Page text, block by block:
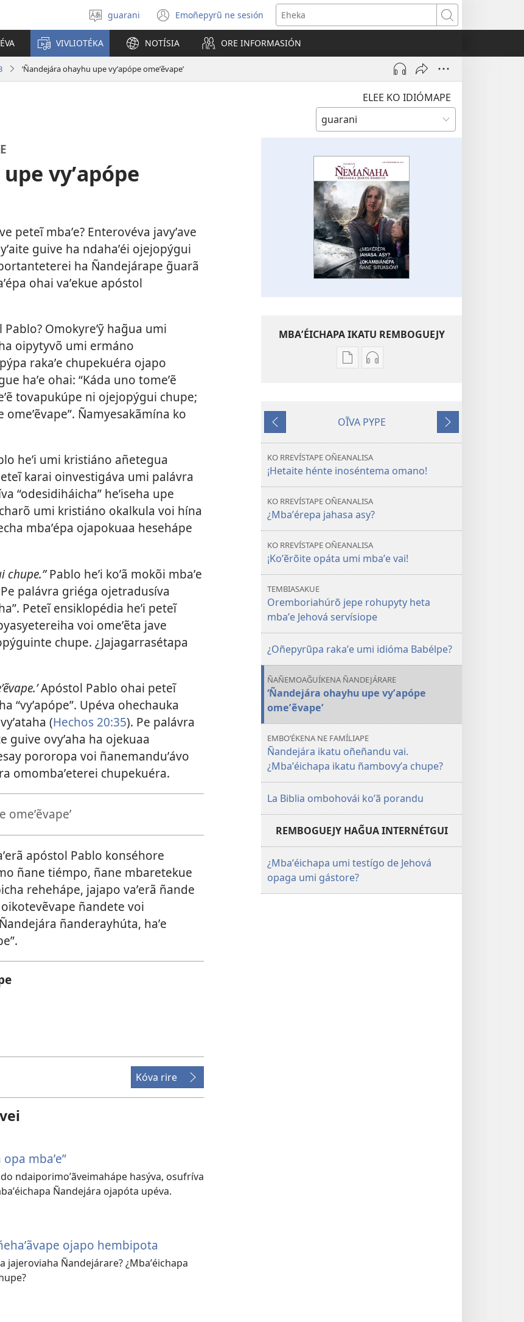
Eiporavo
peteĩ
idióma
guarani Emoñepyrũ ne sesión
(abre
una
nueva
ventana)
Eheka
VIVLIOTÉKA NOTÍSIA ORE INFORMASIÓN
‘Ñandejára ohayhu upe vyʼapópe omeʼẽvape’
ELEE KO IDIÓMAPE
vyʼapópe
peteĩ mbaʼe? Enterovéva javyʼave
guive ha ndahaʼéi ojejopýgui
ha Ñandejárape g̃uarã
ohai vaʼekue apóstol
Pablo? Omokyreʼỹ hag̃ua umi
oipytyvõ umi ermáno
rakaʼe chupekuéra ojapo
haʼe ohai: “Káda uno tomeʼẽ
tovapukúpe ni ojejopýgui chupe;
Ñamyesakãmína ko
heʼi umi kristiáno añetegua
karai oinvestigáva umi palávra
“odesidiháicha” heʼiseha upe
umi kristiáno okalkula voi hína
mbaʼépa ojapokuaa hesehápe
chupe.”Pablo heʼi koʼã mokõi mbaʼe
palávra griéga ojetradusíva
Peteĩ ensiklopédia heʼi peteĩ
voi omeʼẽta jave
chupe. ¿Jajagarrasétapa
Apóstol Pablo ohai peteĩ
“vyʼapópe”. Upéva ohechauka
(Hechos 20:35). Pe palávra
guive ovyʼaha ha ojekuaa
pororopa voi ñanemanduʼávo
omombaʼeterei chupekuéra.
omeʼẽvape’
apóstol Pablo konséhore
ñane tiémpo, ñane mbaretekue
rehehápe, jajapo vaʼerã ñande
ñandete voi
ñanderayhúta, haʼe
Kóva rire
mbaʼe”
ndaiporimoʼãveimahápe hasýva, osufríva
Ñandejára ojapóta upéva.
ojapo hembipota
jajeroviaha Ñandejárare? ¿Mbaʼéichapa
MBAʼÉICHAPA IKATU REMBOGUEJY
Remboguejy
¿Mbaʼérepa
asy?
¿Okambiánepa
situasión?
Remboguejy
¿Mbaʼérepa
¿Okambiánepa
Kóva
mboyve
OĨVA PYPE
Kóva
rire
KO RREVÍSTAPE OÑEANALISA
¡Hetaite hénte inoséntema omano!
KO RREVÍSTAPE OÑEANALISA
¿Mbaʼérepa jahasa asy?
KO RREVÍSTAPE OÑEANALISA
¡Koʼẽrõite opáta umi mbaʼe vai!
TEMBIASAKUE
Oremboriahúrõ jepe rohupyty heta
mbaʼe Jehová servísiope
¿Oñepyrũpa rakaʼe umi idióma Babélpe?
ÑAÑEMOAG̃UÍKENA ÑANDEJÁRARE
‘Ñandejára ohayhu upe vyʼapópe
omeʼẽvape’
EMBOʼÉKENA NE FAMÍLIAPE
Ñandejára ikatu oñeñandu vai.
¿Mbaʼéichapa ikatu ñambovyʼa chupe?
La Biblia ombohovái koʼã porandu
REMBOGUEJY HAG̃UA INTERNÉTGUI
¿Mbaʼéichapa umi testígo de Jehová
opaga umi gástore?